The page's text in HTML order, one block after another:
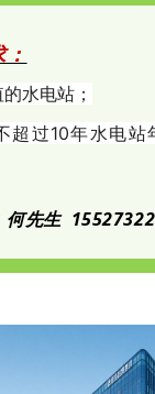
水电站；
超过10年水电站
何先生